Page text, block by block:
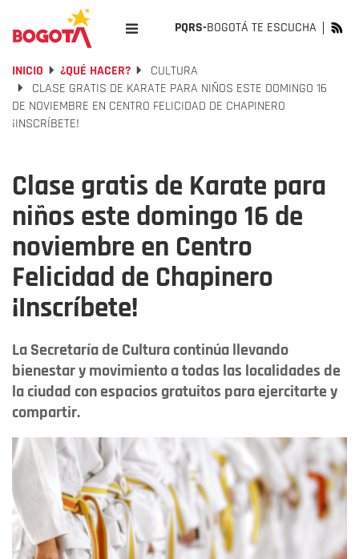
PQRS-BOGOTÁ TE ESCUCHA
INICIO ¿QUÉ HACER?
CULTURA
CLASE GRATIS DE KARATE PARA NIÑOS ESTE DOMINGO 16
DE NOVIEMBRE EN CENTRO FELICIDAD DE CHAPINERO
¡INSCRÍBETE!
Clase gratis de Karate para
niños este domingo 16 de
noviembre en Centro
Felicidad de Chapinero
¡Inscríbete!
La Secretaría de Cultura continúa llevando
bienestar y movimiento a todas las localidades de
la ciudad con espacios gratuitos para ejercitarte y
compartir.